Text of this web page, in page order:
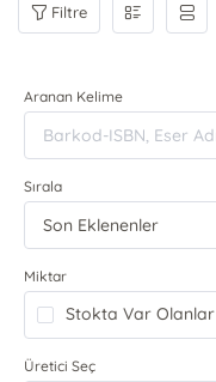
Filtre
Aranan Kelime
Sırala
Miktar
Stokta Var Olanlar
Üretici Seç